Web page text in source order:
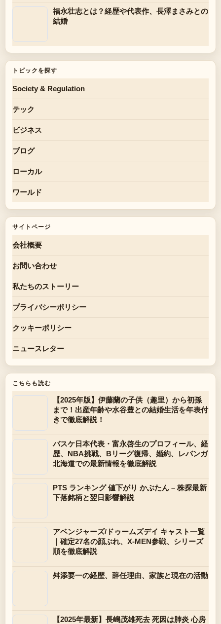
福永壮志とは？経歴や代表作、長澤まさみとの
結婚
トピックを探す
Society & Regulation
テック
ビジネス
ブログ
ローカル
ワールド
サイトページ
会社概要
お問い合わせ
私たちのストーリー
プライバシーポリシー
クッキーポリシー
ニュースレター
こちらも読む
【2025年版】伊藤蘭の子供（趣里）から初孫
まで！出産年齢や水谷豊との結婚生活を年表付
きで徹底解説！
バスケ日本代表・富永啓生のプロフィール、経
歴、NBA挑戦、Bリーグ復帰、婚約、レバンガ
北海道での最新情報を徹底解説
PTS ランキング 値下がり かぶたん – 株探最新
下落銘柄と翌日影響解説
アベンジャーズ/ドゥームズデイ キャスト一覧
｜確定27名の顔ぶれ、X-MEN参戦、シリーズ
順を徹底解説
舛添要一の経歴、辞任理由、家族と現在の活動
【2025年最新】長嶋茂雄死去 死因は肺炎 心房